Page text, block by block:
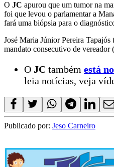
O JC apurou que um tumor na
foi que levou o parlamentar a
fará uma biópsia para o
José Maria Júnior Pereira
mandato consecutivo de vereador
O JC também está
leia notícias, veja
Publicado por: Jeso Carneiro